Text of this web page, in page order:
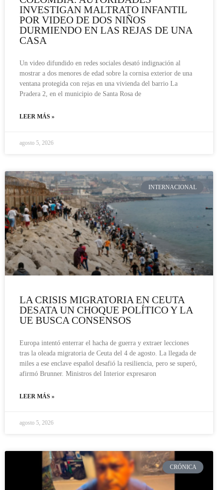
INVESTIGAN MALTRATO INFANTIL
POR VIDEO DE DOS NIÑOS
DURMIENDO EN LAS REJAS DE UNA
CASA
Un video difundido en redes sociales desató indignación al
mostrar a dos menores de edad sobre la cornisa exterior de una
ventana protegida con rejas en una vivienda del barrio La
Pradera 2, en el municipio de Santa Rosa de
LEER MÁS »
agosto 5, 2026
INTERNACIONAL
LA CRISIS MIGRATORIA EN CEUTA
DESATA UN CHOQUE POLÍTICO Y LA
UE BUSCA CONSENSOS
Europa intentó enterrar el hacha de guerra y extraer lecciones
tras la oleada migratoria de Ceuta del 4 de agosto. La llegada de
miles a ese enclave español desafió la resiliencia, pero se superó,
afirmó Brunner. Ministros del Interior expresaron
LEER MÁS »
agosto 5, 2026
CRÓNICA